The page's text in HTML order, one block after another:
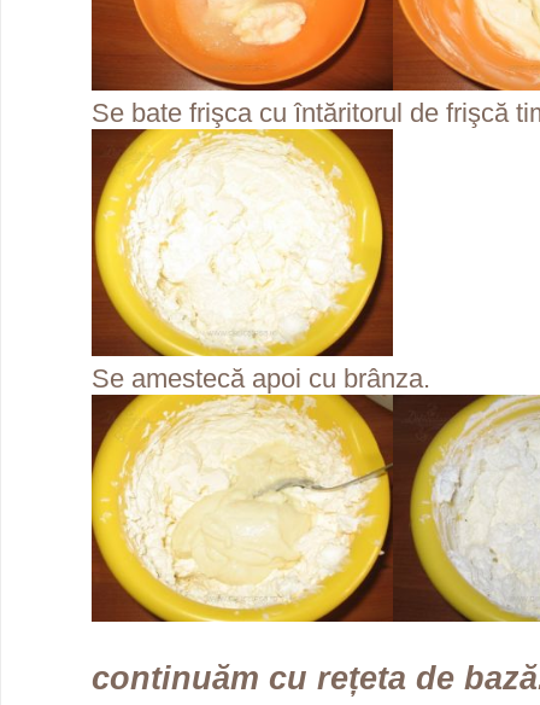
Se bate frişca cu întăritorul de frişcă
Se amestecă apoi cu brânza.
continuăm cu rețeta de